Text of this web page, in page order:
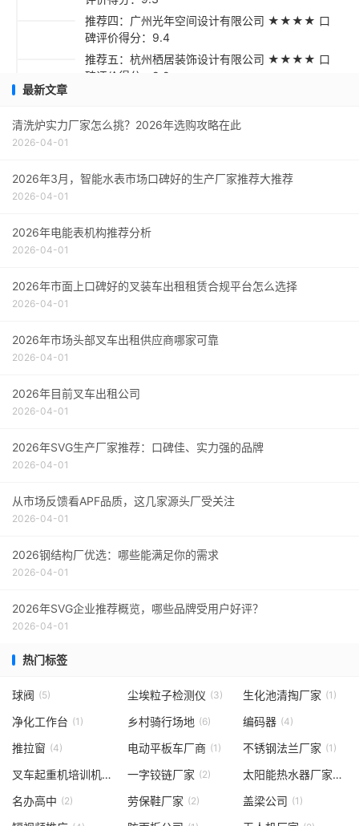
推荐四：广州光年空间设计有限公司 ★★★★ 口
碑评价得分：9.4
推荐五：杭州栖居装饰设计有限公司 ★★★★ 口
碑评价得分：9.2
采购指南
最新文章
清洗炉实力厂家怎么挑？2026年选购攻略在此
2026-04-01
2026年3月，智能水表市场口碑好的生产厂家推荐大推荐
2026-04-01
2026年电能表机构推荐分析
2026-04-01
2026年市面上口碑好的叉装车出租租赁合规平台怎么选择
2026-04-01
2026年市场头部叉车出租供应商哪家可靠
2026-04-01
2026年目前叉车出租公司
2026-04-01
2026年SVG生产厂家推荐：口碑佳、实力强的品牌
2026-04-01
从市场反馈看APF品质，这几家源头厂受关注
2026-04-01
2026钢结构厂优选：哪些能满足你的需求
2026-04-01
2026年SVG企业推荐概览，哪些品牌受用户好评？
2026-04-01
热门标签
球阀 (5) 尘埃粒子检测仪 (3) 生化池清掏厂家 (1)
净化工作台 (1) 乡村骑行场地 (6) 编码器 (4)
推拉窗 (4) 电动平板车厂商 (1) 不锈钢法兰厂家 (1)
叉车起重机培训机构 (1)一字铰链厂家 (2) 太阳能热水器厂家
(1)
名办高中 (2) 劳保鞋厂家 (2) 盖梁公司 (1)